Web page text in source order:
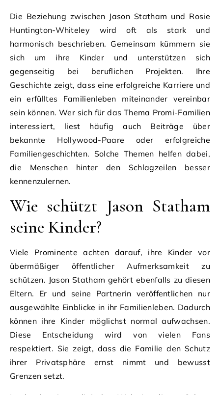
Die Beziehung zwischen Jason Statham und Rosie
Huntington-Whiteley wird oft als stark und
harmonisch beschrieben. Gemeinsam kümmern sie
sich um ihre Kinder und unterstützen sich
gegenseitig bei beruflichen Projekten. Ihre
Geschichte zeigt, dass eine erfolgreiche Karriere und
ein erfülltes Familienleben miteinander vereinbar
sein können. Wer sich für das Thema Promi-Familien
interessiert, liest häufig auch Beiträge über
bekannte Hollywood-Paare oder erfolgreiche
Familiengeschichten. Solche Themen helfen dabei,
die Menschen hinter den Schlagzeilen besser
kennenzulernen.
Wie schützt Jason Statham
seine Kinder?
Viele Prominente achten darauf, ihre Kinder vor
übermäßiger öffentlicher Aufmerksamkeit zu
schützen. Jason Statham gehört ebenfalls zu diesen
Eltern. Er und seine Partnerin veröffentlichen nur
ausgewählte Einblicke in ihr Familienleben. Dadurch
können ihre Kinder möglichst normal aufwachsen.
Diese Entscheidung wird von vielen Fans
respektiert. Sie zeigt, dass die Familie den Schutz
ihrer Privatsphäre ernst nimmt und bewusst
Grenzen setzt.